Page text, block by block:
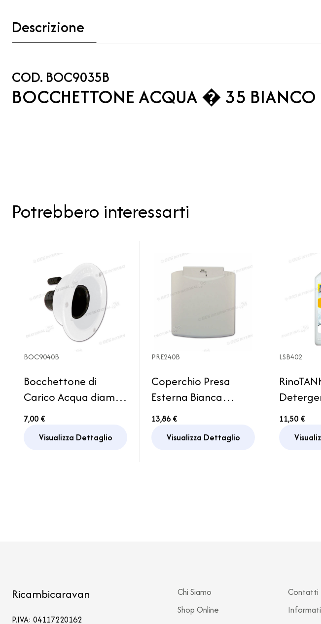
Descrizione
COD. BOC9035B
BOCCHETTONE ACQUA � 35 BIANCO
Potrebbero interessarti
BOC9040B
Bocchettone di
Carico Acqua diam
40 bianco Camper
7,00 €
Visualizza Dettaglio
PRE240B
Coperchio Presa
Esterna Bianca
Serbatoio Acqua
13,86 €
Visualizza Dettaglio
LSB402
serbatoi
11,50 €
Ricambicaravan
P.IVA: 04117220162
Chi Siamo
Shop Online
Contatti